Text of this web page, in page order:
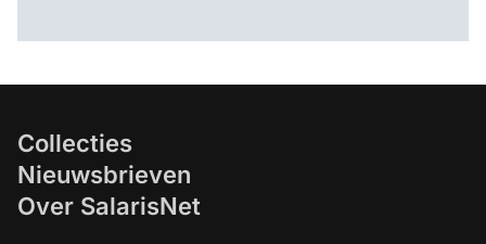
Collecties
Nieuwsbrieven
Over SalarisNet